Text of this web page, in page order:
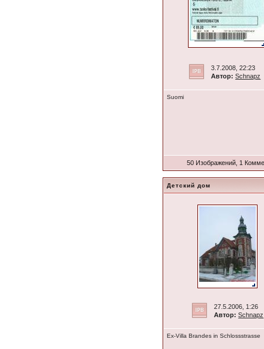
3.7.2008, 22:23
Автор: Schnapz
Suomi
50 Изображений, 1
Детский дом
27.5.2006, 1:26
Автор: Schnapz
Ex-Villa Brandes in Schlossstrasse